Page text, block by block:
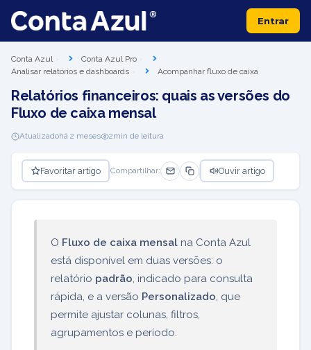
Entrar
Conta Azul
Conta Azul Pro
Analisar relatórios e dashboards
Acompanhar fluxo de caixa
Relatórios financeiros: quais as versões do
Fluxo de caixa mensal
Atualizadohá 2 meses 2min de leitura
Favoritar artigo Compartilhar: Ouvir artigo
O Fluxo de caixa mensal na Conta Azul
está disponível em duas versões: o
relatório padrão, indicado para consulta
rápida, e a versão Personalizado, que
permite ajustar colunas, filtros,
agrupamentos e período.